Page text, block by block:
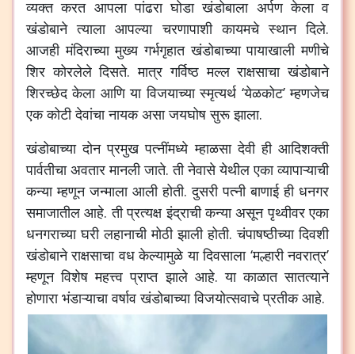
व्यक्त करत आपला पांढरा घोडा खंडोबाला अर्पण केला व
खंडोबाने त्याला आपल्या चरणापाशी कायमचे स्थान दिले.
आजही मंदिराच्या मुख्य गर्भगृहात खंडोबाच्या पायाखाली मणीचे
शिर कोरलेले दिसते. मात्र गर्विष्ठ मल्ल राक्षसाचा खंडोबाने
शिरच्छेद केला आणि या विजयाच्या स्मृत्यर्थ ‘येळकोट’ म्हणजेच
एक कोटी देवांचा नायक असा जयघोष सुरू झाला.
खंडोबाच्या दोन प्रमुख पत्नींमध्ये म्हाळसा देवी ही आदिशक्ती
पार्वतीचा अवतार मानली जाते. ती नेवासे येथील एका व्यापाऱ्याची
कन्या म्हणून जन्माला आली होती. दुसरी पत्नी बाणाई ही धनगर
समाजातील आहे. ती प्रत्यक्ष इंद्राची कन्या असून पृथ्वीवर एका
धनगराच्या घरी लहानाची मोठी झाली होती. चंपाषष्ठीच्या दिवशी
खंडोबाने राक्षसाचा वध केल्यामुळे या दिवसाला ‘मल्हारी नवरात्र’
म्हणून विशेष महत्त्व प्राप्त झाले आहे. या काळात सातत्याने
होणारा भंडाऱ्याचा वर्षाव खंडोबाच्या विजयोत्सवाचे प्रतीक आहे.